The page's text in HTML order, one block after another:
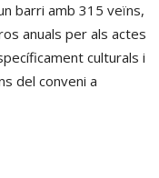
barri amb 315 veïns,
anuals per als actes
culturals i
del conveni a